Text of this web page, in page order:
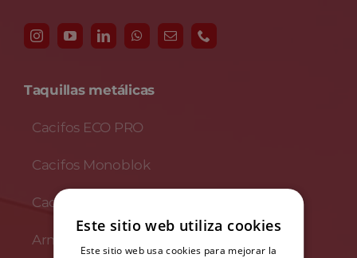
Taquillas metálicas
Cacifos ECO PRO
Cacifos Monoblok
Cacifos INOX
Armários de escritorio
Este sitio web utiliza cookies
Este sitio web usa cookies para mejorar la